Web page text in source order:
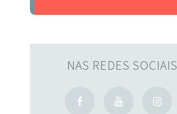
NAS REDES SOCIAIS